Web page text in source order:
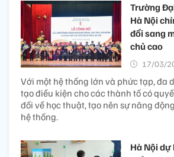
Trường
Hà Nội
đổi sang
chủ cao
17/03/
Với một hệ thống lớn và phức tạp, đa
tạo điều kiện cho các thành tố có
đối về học thuật, tạo nên sự năng
hệ thống.
Hà Nội